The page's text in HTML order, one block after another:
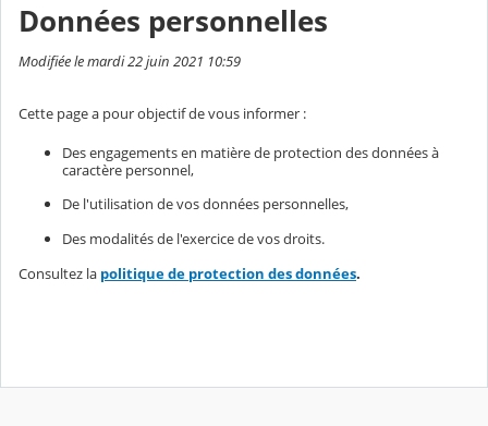
Données personnelles
Modifiée le mardi 22 juin 2021 10:59
Cette page a pour objectif de vous informer :
Des engagements en matière de protection des données à
caractère personnel,
De l'utilisation de vos données personnelles,
Des modalités de l'exercice de vos droits.
Consultez la politique de protection des données.